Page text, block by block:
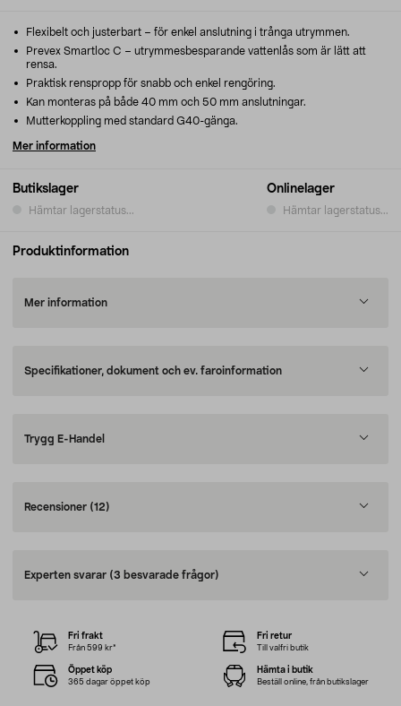
Butikslager
Hämtar lagerstatus...
Onlinelager
Hämtar lagerstatus...
Flexibelt och justerbart – för enkel anslutning i trånga utrymmen.
Prevex Smartloc C – utrymmesbesparande vattenlås som är lätt att
rensa.
Praktisk renspropp för snabb och enkel rengöring.
Kan monteras på både 40 mm och 50 mm anslutningar.
Mutterkoppling med standard G40-gänga.
Mer information
Produktinformation
Mer information
Specifikationer, dokument och ev. faroinformation
Trygg E-Handel
Recensioner (12)
Experten svarar (3 besvarade frågor)
Fri frakt
Från 599 kr*
Fri retur
Till valfri butik
Öppet köp
365 dagar öppet köp
Hämta i butik
Beställ online, från butikslager